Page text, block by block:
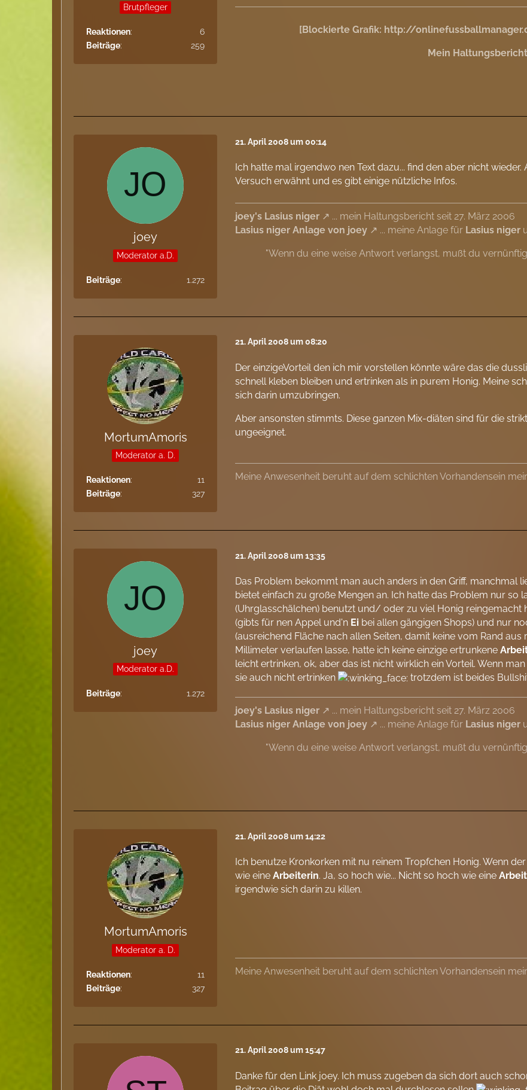
Brutpfleger
Reaktionen
6
Beiträge
259
[Blockierte Grafik: http://
Mein Haltungsbericht
joey
Moderator a.D.
Beiträge 1.272
21. April 2008 um 00:14
Ich hatte mal irgendwo nen Text dazu... find den aber nicht
Versuch erwähnt und es gibt einige nützliche Infos.
joey's Lasius niger
... mein Haltungsbericht seit 27. März 2006
Lasius niger Anlage von joey
... meine Anlage für Lasius niger
"Wenn du eine weise Antwort verlangst, mußt du
MortumAmoris
Moderator a. D.
Reaktionen
11
Beiträge
327
21. April 2008 um 08:20
Der einzigeVorteil den ich mir vorstellen könnte wäre das die
schnell kleben bleiben und ertrinken als in purem Honig. Meine
sich darin umzubringen.
Aber ansonsten stimmts. Diese ganzen Mix-diäten sind für die
ungeeignet.
Meine Anwesenheit beruht auf dem schlichten Vorhandensein
joey
Moderator a.D.
Beiträge 1.272
21. April 2008 um 13:35
Das Problem bekommt man auch anders in den Griff, manchmal
bietet einfach zu große Mengen an. Ich hatte das Problem nur so
(Uhrglasschälchen) benutzt und/ oder zu viel Honig reingemacht
(gibts für nen Appel und'n Ei bei allen gängigen Shops) und nur
(ausreichend Fläche nach allen Seiten, damit keine vom Rand aus
Millimeter verlaufen lasse, hatte ich keine einzige ertrunkene
leicht ertrinken, ok, aber das ist nicht wirklich ein Vorteil. Wenn
sie auch nicht ertrinken
trotzdem ist beides
joey's Lasius niger
... mein Haltungsbericht seit 27. März 2006
Lasius niger Anlage von joey
... meine Anlage für Lasius niger
"Wenn du eine weise Antwort verlangst, mußt du
MortumAmoris
Moderator a. D.
Reaktionen
11
Beiträge
327
21. April 2008 um 14:22
Ich benutze Kronkorken mit nu reinem Tropfchen Honig. Wenn
wie eineArbeiterin. Ja, so hoch wie... Nicht so hoch wie eine
irgendwie sich darin zu killen.
Meine Anwesenheit beruht auf dem schlichten Vorhandensein
21. April 2008 um 15:47
Danke für den Link joey. Ich muss zugeben da sich dort auch